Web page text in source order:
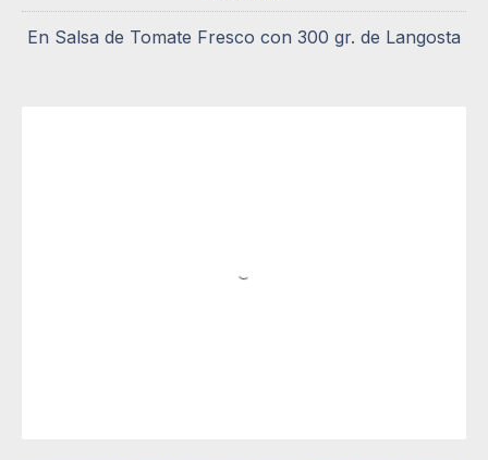
En Salsa de Tomate Fresco con 300 gr. de Langosta